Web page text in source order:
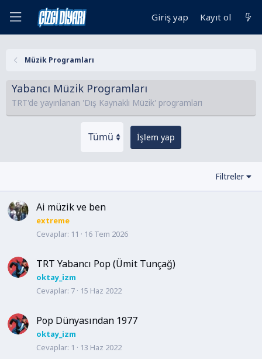
Giriş yap Kayıt ol
Müzik Programları
Yabancı Müzik Programları
TRT'de yayınlanan 'Dış Kaynaklı Müzik' programları
İşlem yap
Filtreler
Ai müzik ve ben
extreme
Cevaplar 11 16 Tem 2026
TRT Yabancı Pop (Ümit Tunçağ)
oktay_izm
Cevaplar 7 15 Haz 2022
Pop Dünyasından 1977
oktay_izm
Cevaplar 1 13 Haz 2022